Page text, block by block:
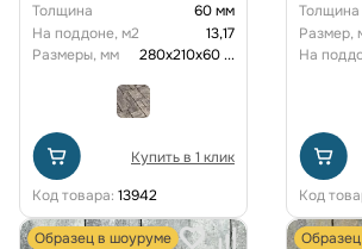
Толщина
60 мм
На поддоне, м2
13,17
Размеры, мм
280х210х60...
Купить в 1 клик
Код товара: 13942
Толщина
Размер,
На
Код
Образец в шоуруме